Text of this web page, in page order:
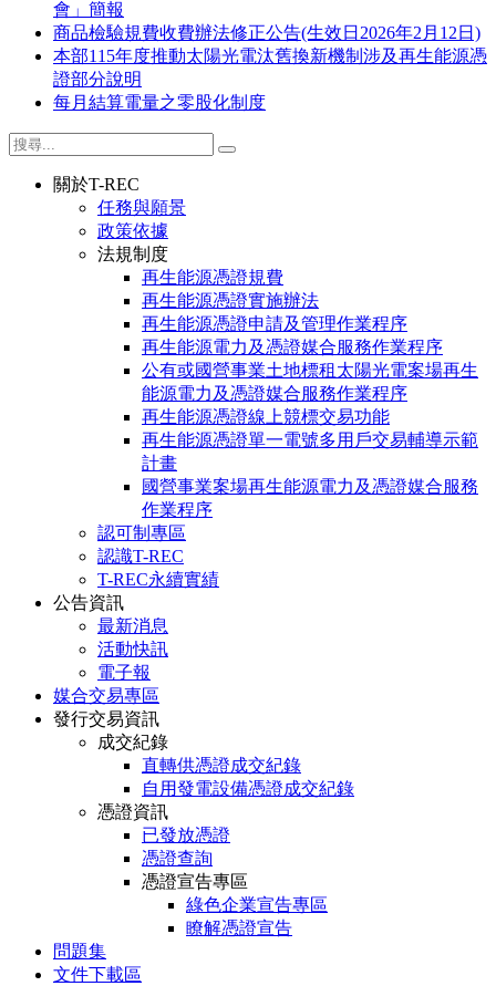
會」簡報
商品檢驗規費收費辦法修正公告(生效日2026年2月12日)
本部115年度推動太陽光電汰舊換新機制涉及再生能源憑
證部分說明
每月結算電量之零股化制度
關於T-REC
任務與願景
政策依據
法規制度
再生能源憑證規費
再生能源憑證實施辦法
再生能源憑證申請及管理作業程序
再生能源電力及憑證媒合服務作業程序
公有或國營事業土地標租太陽光電案場再生
能源電力及憑證媒合服務作業程序
再生能源憑證線上競標交易功能
再生能源憑證單一電號多用戶交易輔導示範
計畫
國營事業案場再生能源電力及憑證媒合服務
作業程序
認可制專區
認識T-REC
T-REC永續實績
公告資訊
最新消息
活動快訊
電子報
媒合交易專區
發行交易資訊
成交紀錄
直轉供憑證成交紀錄
自用發電設備憑證成交紀錄
憑證資訊
已發放憑證
憑證查詢
憑證宣告專區
綠色企業宣告專區
瞭解憑證宣告
問題集
文件下載區